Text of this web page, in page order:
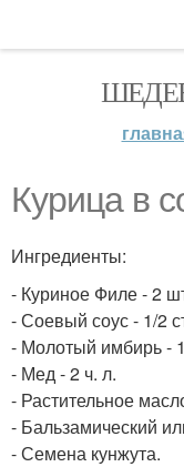
Курица в
Ингредиенты:
- Куриное Филе - 2
- Соевый соус - 1/2
- Молотый имбирь -
- Мед - 2 ч. л.
- Растительное
- Бальзамический
- Семена кунжута.